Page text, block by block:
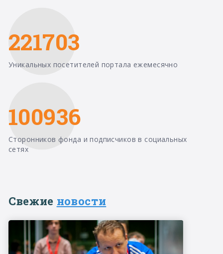
221703
Уникальных посетителей портала ежемесячно
100936
Сторонников фонда и подписчиков в социальных
сетях
Свежие новости